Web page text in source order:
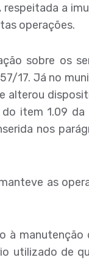
a
operações.
sobre os
17. Já no
alterou
item 1.09
nos
as
à
utilizado de